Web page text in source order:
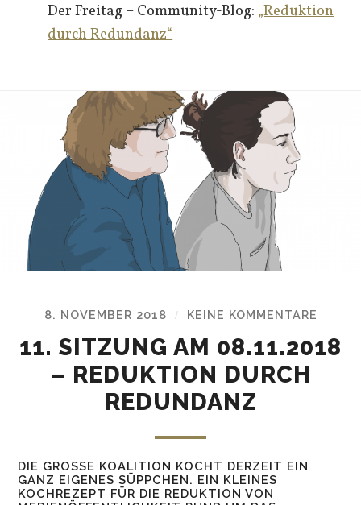
Der Freitag – Community-Blog: „Reduktion
durch Redundanz“
8. NOVEMBER 2018 / KEINE KOMMENTARE
11. SITZUNG AM 08.11.2018
– REDUKTION DURCH
REDUNDANZ
DIE GROSSE KOALITION KOCHT DERZEIT EIN G
ANZ EIGENES SÜPPCHEN. EIN KLEINES K
OCHREZEPT FÜR DIE REDUKTION VON M